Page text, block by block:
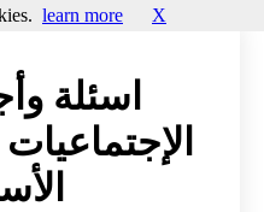
اسئلة
learn more X